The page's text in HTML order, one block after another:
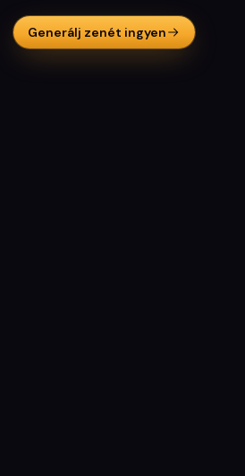
Generálj zenét ingyen